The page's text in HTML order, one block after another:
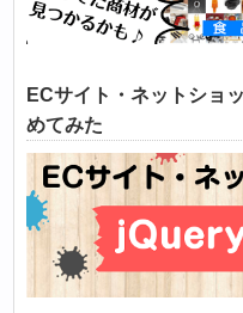
ECサイト・ネットショ
めてみた